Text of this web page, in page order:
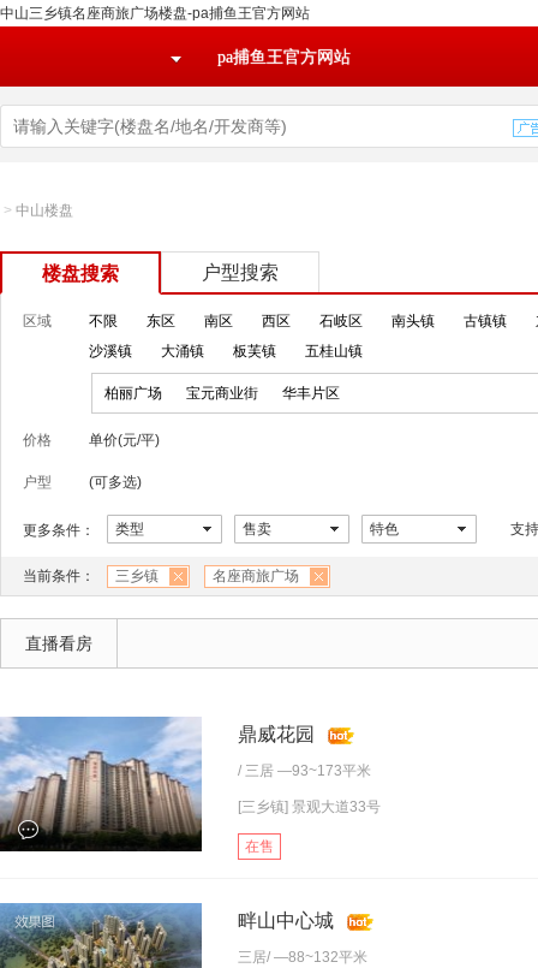
中山三乡镇名座商旅广场楼盘-pa捕鱼王官方网站
pa捕鱼王官方网站
> 中山楼盘
楼盘搜索 户型搜索
区域 不限 东区 南区 西区 石岐区 南头镇 古镇镇
沙溪镇
大涌镇 板芙镇 五桂山镇
柏丽广场 宝元商业街 华丰片区
价格 单价(元/平)
户型 (可多选)
更多条件： 类型 售卖 特色 支
当前条件： 三乡镇 名座商旅广场
直播看房
鼎威花园
/ 三居 —93~173平米
[三乡镇] 景观大道33号
在售
畔山中心城
三居/ —88~132平米